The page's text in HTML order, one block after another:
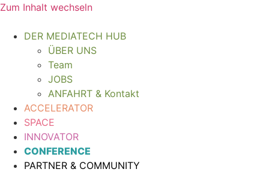
Zum Inhalt wechseln
DER MEDIATECH HUB
ÜBER UNS
Team
JOBS
ANFAHRT & Kontakt
ACCELERATOR
SPACE
INNOVATOR
CONFERENCE
PARTNER & COMMUNITY